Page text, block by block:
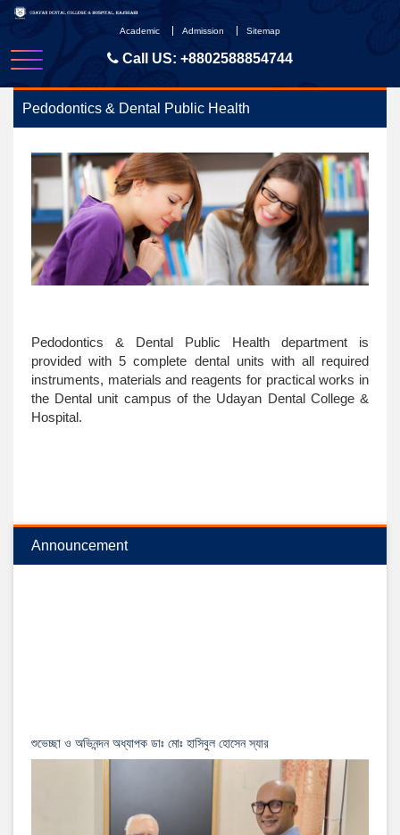
Skip
Academic Admission Sitemap
Call US: +8802588854744
Pedodontics & Dental Public Health
Pedodontics & Dental Public Health department is
provided with 5 complete dental units with all required
instruments, materials and reagents for practical works in
the Dental unit campus of the Udayan Dental College &
Hospital.
Announcement